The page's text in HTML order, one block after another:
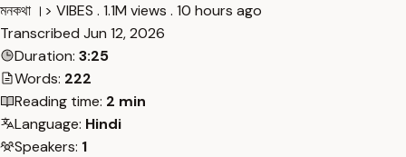
মনকথা ।> VIBES . 1.1M views . 10 hours ago
Transcribed Jun 12, 2026
Duration: 3:25
Words: 222
Reading time: 2 min
Language: Hindi
Speakers: 1